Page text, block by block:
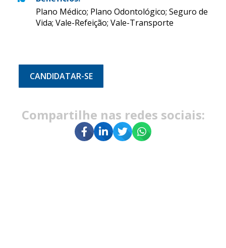
Plano Médico; Plano Odontológico; Seguro de
Vida; Vale-Refeição; Vale-Transporte
CANDIDATAR-SE
Compartilhe nas redes sociais: